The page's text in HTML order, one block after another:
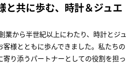
と共に歩む、時計＆ジュエ
業から半世紀以上にわたり、時計とジュ
客様とともに歩んできました。私たちの
り添うパートナーとしての役割を担っ